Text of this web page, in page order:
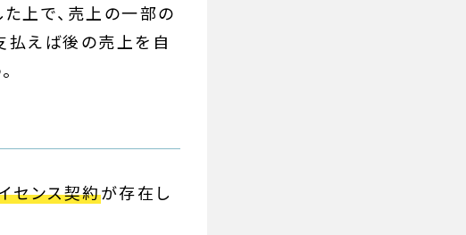
上で、売上の一部の
払えば後の売上を自
センス契約が存在し